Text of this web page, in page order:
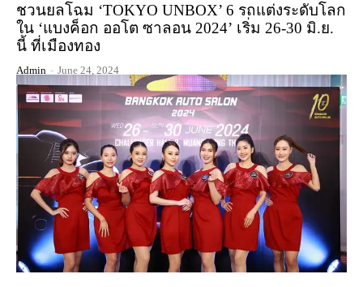
ชวนยลโฉม ‘TOKYO UNBOX’ 6 รถแต่งระดับโลก
ใน ‘แบงค็อก ออโต ซาลอน 2024’ เริ่ม 26-30 มิ.ย.
นี้ ที่เมืองทอง
Admin - June 24, 2024